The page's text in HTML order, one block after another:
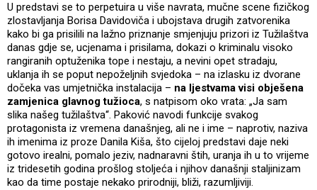
U predstavi se to perpetuira u više navrata, mučne scene fizičkog
zlostavljanja Borisa Davidoviča i ubojstava drugih zatvorenika
kako bi ga prisilili na lažno priznanje smjenjuju prizori iz Tužilaštva
danas gdje se, ucjenama i prisilama, dokazi o kriminalu visoko
rangiranih optuženika tope i nestaju, a nevini opet stradaju,
uklanja ih se poput nepoželjnih svjedoka – na izlasku iz dvorane
dočeka vas umjetnička instalacija – na ljestvama visi obješena
zamjenica glavnog tužioca, s natpisom oko vrata: „Ja sam
slika našeg tužilaštva“. Paković navodi funkcije svakog
protagonista iz vremena današnjeg, ali ne i ime – naprotiv, naziva
ih imenima iz proze Danila Kiša, što cijeloj predstavi daje neki
gotovo irealni, pomalo jeziv, nadnaravni štih, uranja ih u to vrijeme
iz tridesetih godina prošlog stoljeća i njihov današnji staljinizam
kao da time postaje nekako prirodniji, bliži, razumljiviji.